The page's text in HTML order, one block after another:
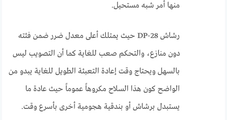
منها أمر شبه مستحيل.
رشاش DP-28 حيث يمتلك أعلى معدل ضرر ضمن فئته
دون منازع، والتحكم صعب للغاية كما أن التصويب ليس
بالسهل ويحتاج وقت إعادة التعبئة الطويل للغاية يبدو من
الواضح كون هذا السلاح مكروهاً عموماً حيث عادة ما
يستبدل برشاش أو بندقية هجومية أخرى بأسرع وقت.